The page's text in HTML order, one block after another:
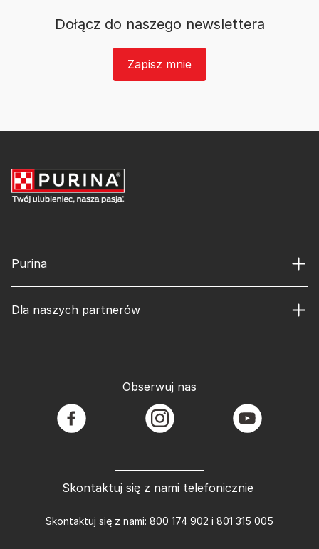
Dołącz do naszego newslettera
Zapisz mnie
Purina
Dla naszych partnerów
Skontaktuj się z nami telefonicznie
Skontaktuj się z nami: 800 174 902 i 801 315 005
Obserwuj nas
facebook instagram youtube